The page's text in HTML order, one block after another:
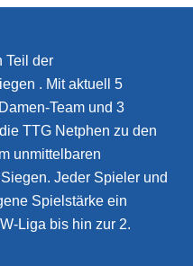
Teil der
. Mit aktuell 5
Team und 3
TTG Netphen zu den
unmittelbaren
Jeder Spieler und
Spielstärke ein
Liga bis hin zur 2.